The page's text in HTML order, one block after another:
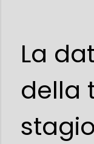
La
della